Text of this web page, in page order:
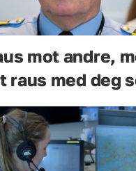
mot andre,
med deg